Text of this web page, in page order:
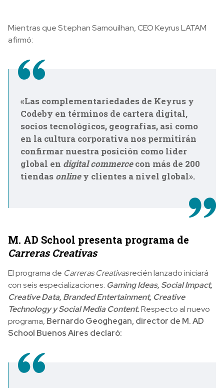
Mientras que Stephan Samouilhan, CEO Keyrus LATAM
afirmó:
«Las complementariedades de Keyrus y
Codeby en términos de cartera digital,
socios tecnológicos, geografías, así como
en la cultura corporativa nos permitirán
confirmar nuestra posición como líder
global en digital commercecon más de 200
tiendas onliney clientes a nivel global».
M. AD School presenta programa de
Carreras Creativas
El programa de Carreras Creativasrecién lanzado iniciará
con seis especializaciones: Gaming Ideas, Social Impact,
Creative Data, Branded Entertainment, Creative
Technology y Social Media Content.Respecto al nuevo
programa, Bernardo Geoghegan, director de M. AD
School Buenos Aires declaró: